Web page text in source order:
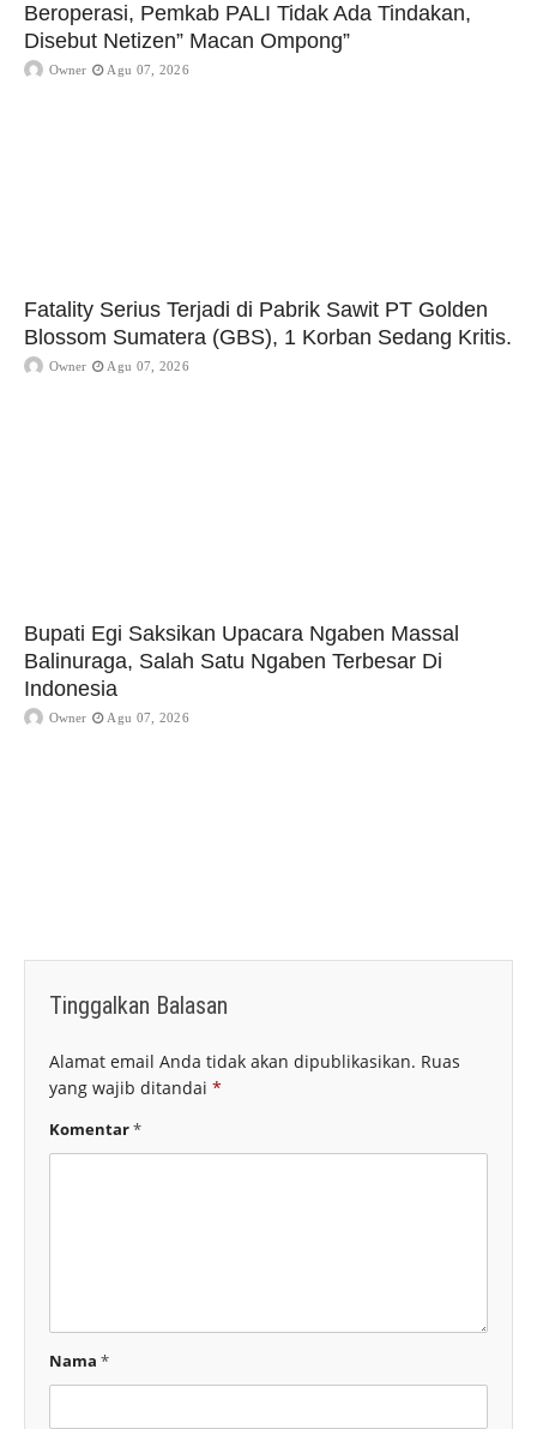
Beroperasi, Pemkab PALI Tidak Ada Tindakan,
Disebut Netizen” Macan Ompong”
Owner Agu 07, 2026
Fatality Serius Terjadi di Pabrik Sawit PT Golden
Blossom Sumatera (GBS), 1 Korban Sedang Kritis.
Owner Agu 07, 2026
Bupati Egi Saksikan Upacara Ngaben Massal
Balinuraga, Salah Satu Ngaben Terbesar Di
Indonesia
Owner Agu 07, 2026
Tinggalkan Balasan
Alamat email Anda tidak akan dipublikasikan. Ruas
yang wajib ditandai *
Komentar*
Nama *